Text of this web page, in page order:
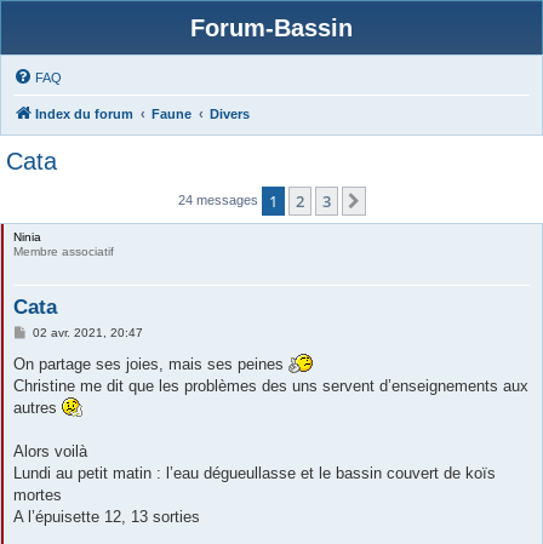
Forum-Bassin
FAQ
Index du forum Faune Divers
Cata
24 messages 1 2 3
Ninia
Membre associatif
Cata
M
s
a
g
02 avr. 2021, 20:47
On partage ses joies, mais ses peines
Christine me dit que les problèmes des uns servent d’enseignements aux
autres
Alors voilà
Lundi au petit matin : l’eau dégueullasse et le bassin couvert de koïs
mortes
A l’épuisette 12, 13 sorties